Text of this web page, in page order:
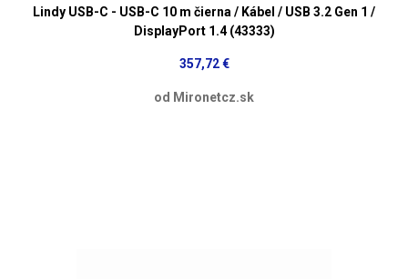
Lindy USB-C - USB-C 10 m čierna / Kábel / USB 3.2 Gen 1 /
DisplayPort 1.4 (43333)
357,72 €
od Mironetcz.sk